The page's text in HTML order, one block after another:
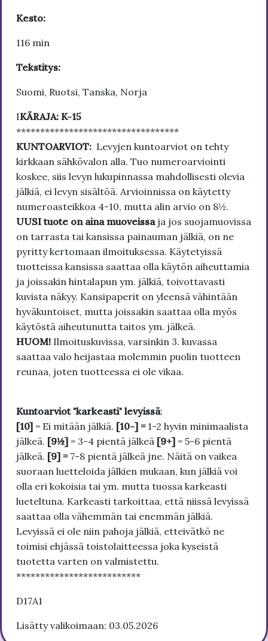
Kesto:
116 min
Tekstitys:
Suomi, Ruotsi, Tanska, Norja
IKÄRAJA: K-15
**********************************
KUNTOARVIOT: Levyjen kuntoarviot on tehty
kirkkaan sähkövalon alla. Tuo numeroarviointi
koskee, siis levyn lukupinnassa mahdollisesti olevia
jälkiä, ei levyn sisältöä. Arvioinnissa on käytetty
numeroasteikkoa 4-10, mutta alin arvio on 8½.
UUSI tuote on aina muoveissa ja jos suojamuovissa
on tarrasta tai kansissa painauman jälkiä, on ne
pyritty kertomaan ilmoituksessa. Käytetyissä
tuotteissa kansissa saattaa olla käytön aiheuttamia
ja joissakin hintalapun ym. jälkiä, toivottavasti
kuvista näkyy. Kansipaperit on yleensä vähintään
hyväkuntoiset, mutta joissakin saattaa olla myös
käytöstä aiheutunutta taitos ym. jälkeä.
HUOM! Ilmoituskuvissa, varsinkin 3. kuvassa
saattaa valo heijastaa molemmin puolin tuotteen
reunaa, joten tuotteessa ei ole vikaa.
Kuntoarviot "karkeasti" levyissä:
[10] = Ei mitään jälkiä. [10-] = 1-2 hyvin minimaalista
jälkeä. [9½] = 3-4 pientä jälkeä [9+] = 5-6 pientä
jälkeä. [9] = 7-8 pientä jälkeä jne. Näitä on vaikea
suoraan luetteloida jälkien mukaan, kun jälkiä voi
olla eri kokoisia tai ym. mutta tuossa karkeasti
lueteltuna. Karkeasti tarkoittaa, että niissä levyissä
saattaa olla vähemmän tai enemmän jälkiä.
Levyissä ei ole niin pahoja jälkiä, etteivätkö ne
toimisi ehjässä toistolaitteessa joka kyseistä
tuotetta varten on valmistettu.
**************************
D17A1
Lisätty valikoimaan: 03.05.2026